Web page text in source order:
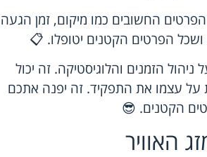
החשובים כמו מיקום, זמן הגעה
הפרטים הקטנים יטופלו. 📋
הזמנים והלוגיסטיקה. זה יכול
על עצמו את התפקיד. זה יפנה אתכם
הקטנים. 😎
האוויר